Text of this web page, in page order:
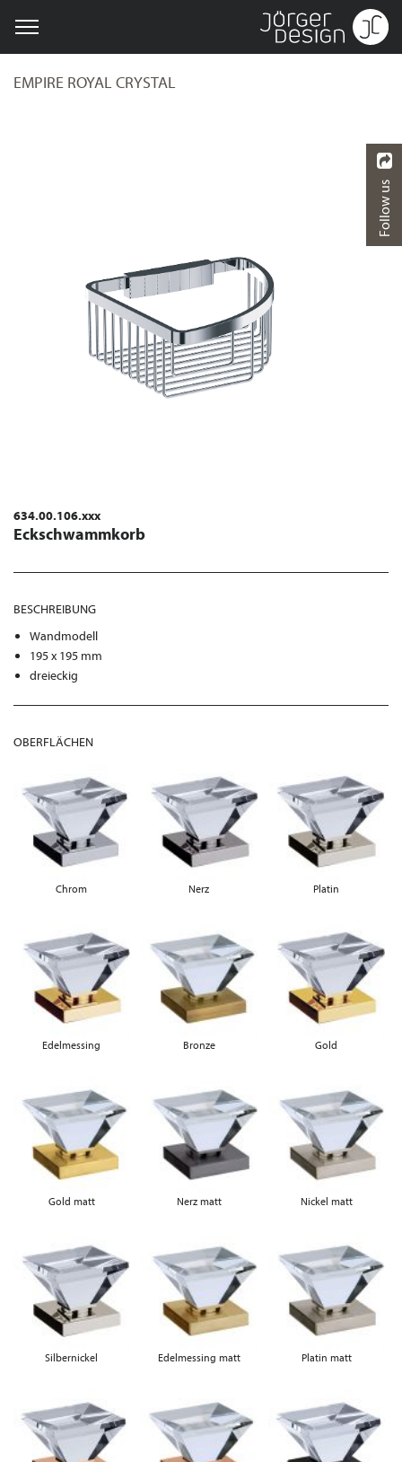
EMPIRE ROYAL CRYSTAL
634.00.106.xxx
Eckschwammkorb
BESCHREIBUNG
Wandmodell
195 x 195 mm
dreieckig
OBERFLÄCHEN
Chrom Nerz Platin
Edelmessing Bronze Gold
Gold matt Nerz matt Nickel matt
Silbernickel Edelmessing matt Platin matt
Follow us